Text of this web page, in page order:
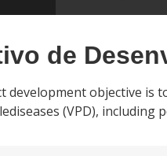
de
development objective is
(VPD), including